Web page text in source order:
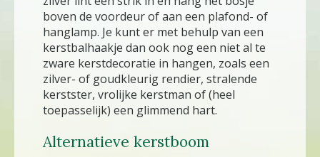
boven de voordeur of aan een plafond- of
hanglamp. Je kunt er met behulp van een
kerstbalhaakje dan ook nog een niet al te
zware kerstdecoratie in hangen, zoals een
zilver- of goudkleurig rendier, stralende
kerstster, vrolijke kerstman of (heel
toepasselijk) een glimmend hart.
Alternatieve kerstboom